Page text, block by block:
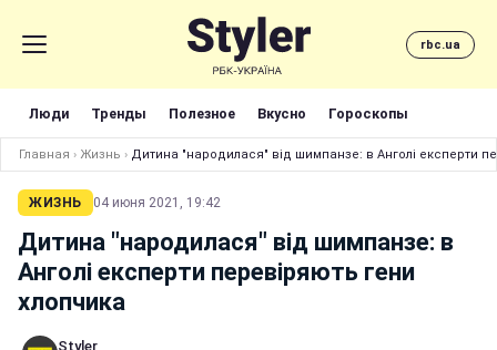
rbc.ua
Люди Тренды Полезное Вкусно Гороскопы
Главная › Жизнь › Дитина "народилася" від шимпанзе: в Анголі експерти
ЖИЗНЬ 04 июня 2021, 19:42
Дитина "народилася" від шимпанзе: в
Анголі експерти перевіряють гени
хлопчика
Styler